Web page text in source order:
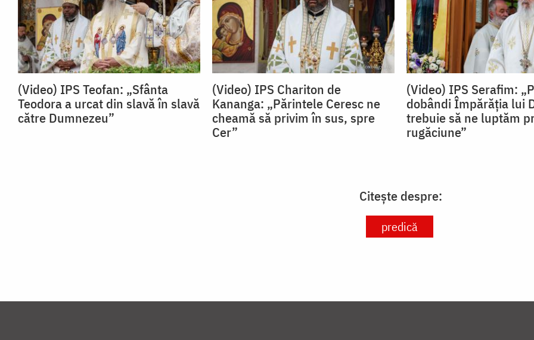
(Video) IPS Teofan: „Sfânta
Teodora a urcat din slavă în slavă
către Dumnezeu”
(Video) IPS Chariton de
Kananga: „Părintele Ceresc ne
cheamă să privim în sus, spre
Cer”
(Video) IPS Serafim:
dobândi Împărăția lui
trebuie să ne luptăm
rugăciune”
Citește despre:
predică